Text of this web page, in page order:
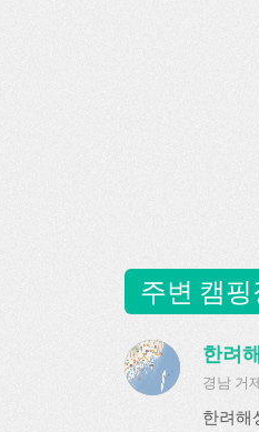
주변 캠핑
한려
경남 거
한려해